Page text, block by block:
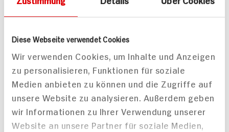
Diese Webseite verwendet Cookies
Wir verwenden Cookies, um Inhalte und Anzeigen
zu personalisieren, Funktionen für soziale
Medien anbieten zu können und die Zugriffe auf
unsere Website zu analysieren. Außerdem geben
wir Informationen zu Ihrer Verwendung unserer
Website an unsere Partner für soziale Medien,
Erbsensuppe mit Like